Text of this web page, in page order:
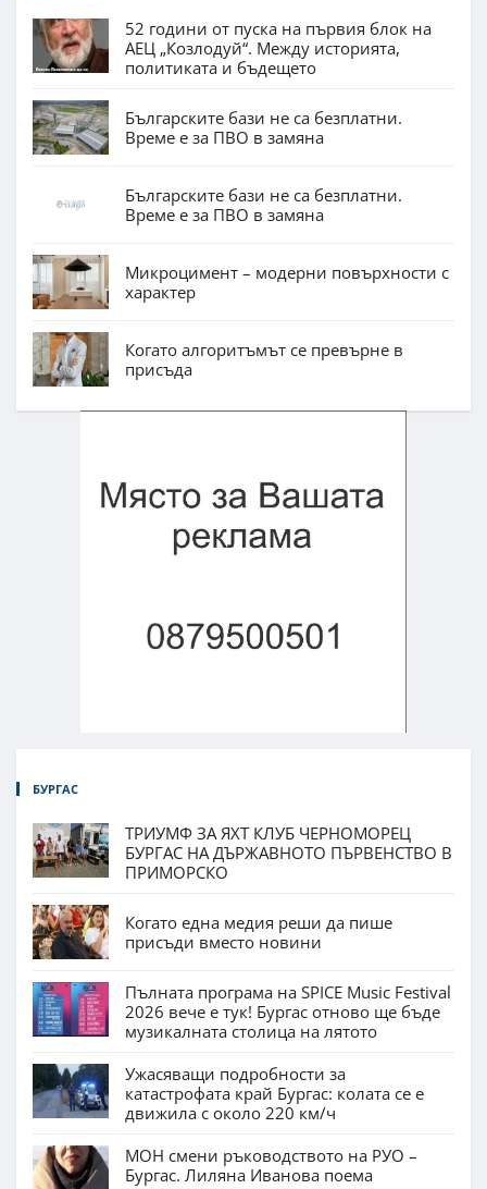
52 години от пуска на първия блок на
АЕЦ „Козлодуй“. Между историята,
политиката и бъдещето
Българските бази не са безплатни.
Време е за ПВО в замяна
Българските бази не са безплатни.
Време е за ПВО в замяна
Микроцимент – модерни повърхности с
характер
Когато алгоритъмът се превърне в
присъда
БУРГАС
ТРИУМФ ЗА ЯХТ КЛУБ ЧЕРНОМОРЕЦ
БУРГАС НА ДЪРЖАВНОТО ПЪРВЕНСТВО В
ПРИМОРСКО
Когато една медия реши да пише
присъди вместо новини
Пълната програма на SPICE Music Festival
2026 вече е тук! Бургас отново ще бъде
музикалната столица на лятото
Ужасяващи подробности за
катастрофата край Бургас: колата се е
движила с около 220 км/ч
МОН смени ръководството на РУО –
Бургас. Лиляна Иванова поема